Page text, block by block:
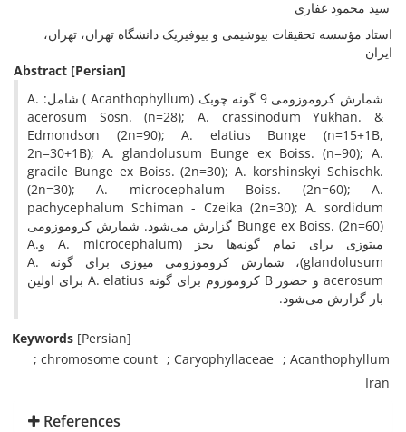
سید محمود غفاری
استاد مؤسسه تحقیقات بیوشیمی و بیوفیزیک دانشگاه تهران، تهران،
ایران
Abstract [Persian]
شمارش کروموزومی 9 گونه چوبک (Acanthophyllum ) شامل: A.
acerosum Sosn. (n=28); A. crassinodum Yukhan. &
Edmondson (2n=90); A. elatius Bunge (n=15+1B,
2n=30+1B); A. glandolusum Bunge ex Boiss. (n=90); A.
gracile Bunge ex Boiss. (2n=30); A. korshinskyi Schischk.
(2n=30); A. microcephalum Boiss. (2n=60); A.
pachycephalum Schiman - Czeika (2n=30); A. sordidum
Bunge ex Boiss. (2n=60) گزارش می‌شود. شمارش کروموزومی
میتوزی برای تمام گونه‌ها بجز (A. microcephalum وA.
glandolusum)، شمارش کروموزومی میوزی برای گونه A.
acerosum و حضور B کروموزوم برای گونه A. elatius برای اولین
بار گزارش می‌شود.
Keywords [Persian]
Acanthophyllum
Caryophyllaceae
chromosome count
Iran
References